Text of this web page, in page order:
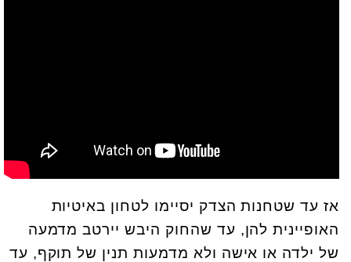
אז עד שטחנות הצדק יסיימו לטחון באיטיות
האופיינית להן, עד שהחוק היבש יירטב מדמעה
של ילדה או אישה ולא מדמעות תנין של תוקף, עד